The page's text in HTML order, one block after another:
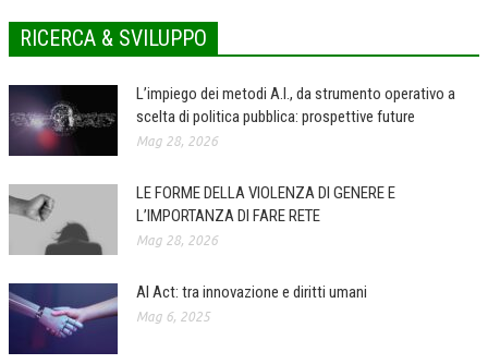
COMITATO EDITORIALE
PEER REVIEW
CODICE ETICO
AUTORI
COLLABORA CON NOI
CORPORATE SOCIAL RESPONSIBILITY
RICERCA & SVILUPPO
L’impiego dei metodi A.I., da strumento operativo a
scelta di politica pubblica: prospettive future
Mag 28, 2026
LE FORME DELLA VIOLENZA DI GENERE E
L’IMPORTANZA DI FARE RETE
Mag 28, 2026
AI Act: tra innovazione e diritti umani
Mag 6, 2025